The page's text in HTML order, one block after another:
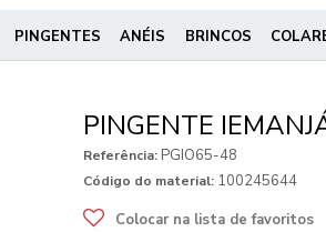
PINGENTES ANÉIS BRINCOS
PINGENTE
Referência: PGIO65-48
Código do material: 100245644
Colocar na lista de favoritos